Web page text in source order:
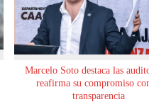
Marcelo Soto destaca las
reafirma su compromiso
transparencia